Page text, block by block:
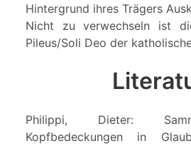
Hintergrund ihres Trägers
Nicht zu verwechseln ist
Pileus/Soli Deo der
Philippi, Dieter:
Kopfbedeckungen in